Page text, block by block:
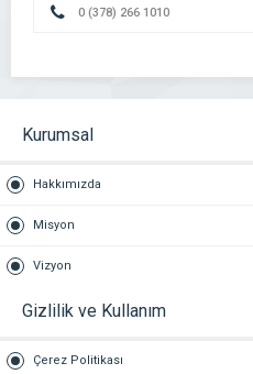
0 (378) 266 1010
Kurumsal
Hakkımızda
Misyon
Vizyon
Gizlilik ve Kullanım
Çerez Politikası